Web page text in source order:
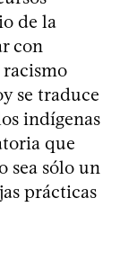
de la
con
se traduce
indígenas
que
sea sólo un
prácticas